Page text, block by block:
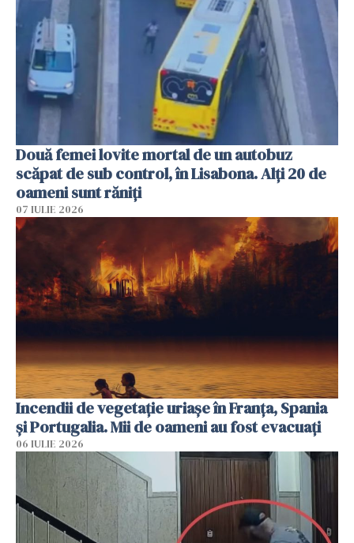
Două femei lovite mortal de un autobuz
scăpat de sub control, în Lisabona. Alți 20 de
oameni sunt răniți
07 IULIE 2026
Incendii de vegetație uriașe în Franța, Spania
și Portugalia. Mii de oameni au fost evacuați
06 IULIE 2026